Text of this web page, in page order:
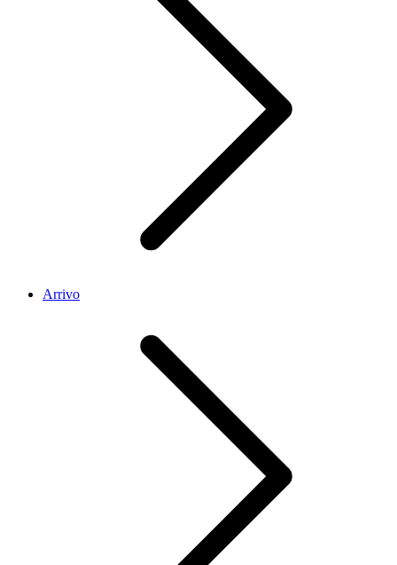
Arrivo